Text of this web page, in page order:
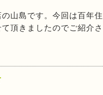
山島です。今回は百年住
頂きましたのでご紹介さ